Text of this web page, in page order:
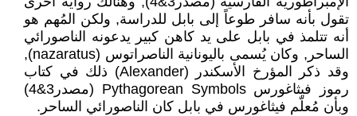
تقول بأنه سافر طوعاً إلى بابل للدراسة, ولكن المُهم هو
أنه تتلمذ في بابل على يد كاهن كبير يدعونه الناصورائي
الساحر, وكان يُسمى باليونانية الناصراتوس (nazaratus),
وقد ذكر المؤرخ الأسكندر (Alexander) ذلك في كتاب
رموز فيثاغورس Pythagorean Symbols (مصدر3&4)
وبأن مُعلّم فيثاغورس في بابل كان الناصورائي الساحر.